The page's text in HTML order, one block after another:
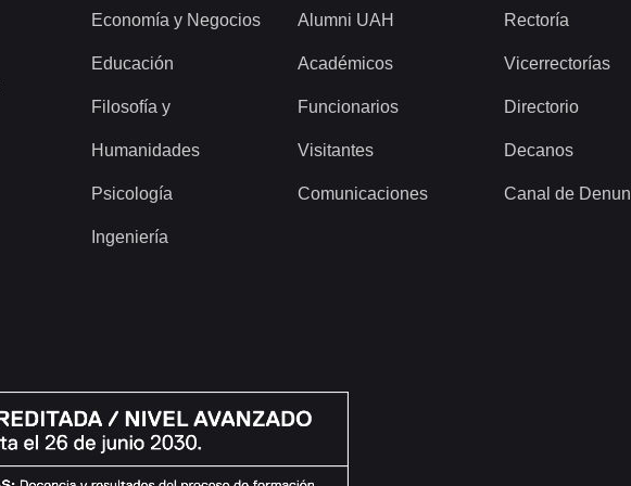
Economía y Negocios
Educación
Filosofía y
Humanidades
Psicología
Ingeniería
Alumni UAH
Académicos
Funcionarios
Visitantes
Comunicaciones
Rectoría
Vicerrectorías
Directorio
Decanos
Canal de